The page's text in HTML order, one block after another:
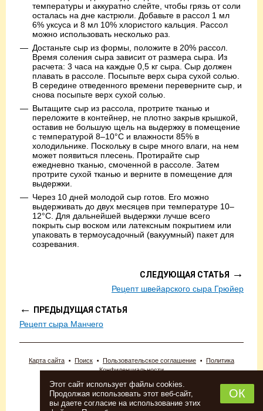
температуры и аккуратно слейте, чтобы грязь от соли
осталась на дне кастрюли. Добавьте в рассол 1 мл
6% уксуса и 8 мл 10% хлористого кальция. Рассол
можно использовать несколько раз.
Достаньте сыр из формы, положите в 20% рассол.
Время соления сыра зависит от размера сыра. Из
расчета: 3 часа на каждые 0,5 кг сыра. Сыр должен
плавать в рассоле. Посыпьте верх сыра сухой солью.
В середине отведенного времени переверните сыр, и
снова посыпьте верх сухой солью.
Вытащите сыр из рассола, протрите тканью и
переложите в контейнер, не плотно закрыв крышкой,
оставив не большую щель на выдержку в помещение
с температурой 8–10°С и влажности 85% в
холодильнике. Поскольку в сыре много влаги, на нем
может появиться плесень. Протирайте сыр
ежедневно тканью, смоченной в рассоле. Затем
протрите сухой тканью и верните в помещение для
выдержки.
Через 10 дней молодой сыр готов. Его можно
выдерживать до двух месяцев при температуре 10–
12°С. Для дальнейшей выдержки лучше всего
покрыть сыр воском или латексным покрытием или
упаковать в термоусадочный (вакуумный) пакет для
созревания.
СЛЕДУЮЩАЯ СТАТЬЯ →
Рецепт швейарского сыра Грюйер
← ПРЕДЫДУЩАЯ СТАТЬЯ
Рецепт сыра Манчего
Карта сайта Поиск Пользовательское соглашение
Политика
Конфиденциальности
© 2026 «Новопермский пивовар».
ИП Новоселова Анна Леонидовна.
Тел: (342) 243-22-00, 2-409-203
Адрес: г. Пермь, Комсомольский проспект, 98
Этот сайт использует файлы cookies.
Продолжая использовать этот веб-сайт,
вы даете согласие на использование этих
ОК